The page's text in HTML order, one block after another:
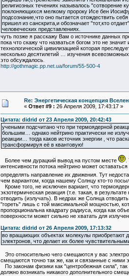
религиозных течениях называлось "сотворение
поклоняющихся мелкому пророку Исе бен
подсознание,что оно пытается отождествить
пришел из санскрита,и обозначает "тот,кто
человеческих представлениях.
чуть позже я расскажу Вам о источнике данных
пока что скажу что назваться богом это не
технологической цивилизацией которая
несколько десятилетий … изучения
это обсуждалось.
http://gothmagic.pp.net.ua/forum/55-500-4
Re: Энергетическая концепция
« Ответ #9 : 26 Апреля 2009, 17:43:17 »
Цитата: didrid от 23 Апреля 2009, 20:42:43
учеными подсчитано что при термоядерной
большим… однако нейтрино практически не
реакции… тогда каков источник энергии , что
трансформируя её в квантовую!
Более чем дурацкий вывод на пустом месте
.
интенсивности потока нейтрино может
определять направление их движения. Тут
чем вариантом, когда нашему Солнцу кто-то
Кроме того, не исключен вариант, что
экзотермическая реакция (т.е. такая, в
отводить (излучать). В недрах же Солнца
"гореть" лишь с той максимальной мощностью,
пропорциональна квадрату радиуса, когда как
поверхности может сильно не хватать для
Цитата: didrid от 26 Апреля 2009, 17:13:32
во вращающих объектах молекулы приобретают
электронов, что делает их более
Это относительно чего смещаются у вас
смещаются точно так же, как и связанные с ними
По законам физики как "центробежная сила",
должно возникать никакого дополнительного